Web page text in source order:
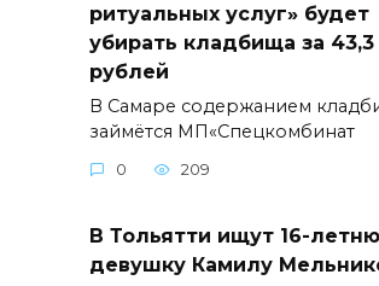
ритуальных услуг» будет
убирать кладбища за
рублей
В Самаре содержанием
займётся МП«Спецкомбинат
0 209
В Тольятти ищут 16-
девушку Камилу